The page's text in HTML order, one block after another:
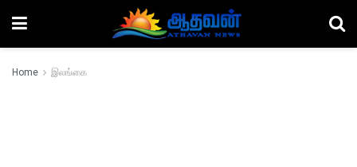
Home இலங்கை